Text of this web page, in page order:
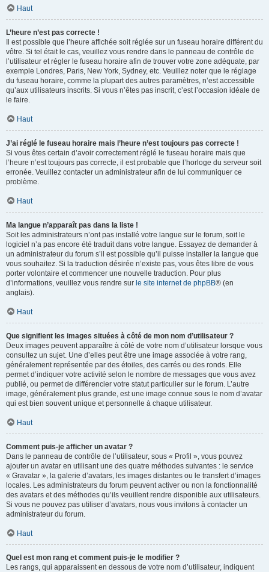
Haut
L’heure n’est pas correcte !
Il est possible que l’heure affichée soit réglée sur un fuseau horaire différent du
vôtre. Si tel était le cas, veuillez vous rendre dans le panneau de contrôle de
l’utilisateur et régler le fuseau horaire afin de trouver votre zone adéquate, par
exemple Londres, Paris, New York, Sydney, etc. Veuillez noter que le réglage
du fuseau horaire, comme la plupart des autres paramètres, n’est accessible
qu’aux utilisateurs inscrits. Si vous n’êtes pas inscrit, c’est l’occasion idéale de
le faire.
Haut
J’ai réglé le fuseau horaire mais l’heure n’est toujours pas correcte !
Si vous êtes certain d’avoir correctement réglé le fuseau horaire mais que
l’heure n’est toujours pas correcte, il est probable que l’horloge du serveur soit
erronée. Veuillez contacter un administrateur afin de lui communiquer ce
problème.
Haut
Ma langue n’apparaît pas dans la liste !
Soit les administrateurs n’ont pas installé votre langue sur le forum, soit le
logiciel n’a pas encore été traduit dans votre langue. Essayez de demander à
un administrateur du forum s’il est possible qu’il puisse installer la langue que
vous souhaitez. Si la traduction désirée n’existe pas, vous êtes libre de vous
porter volontaire et commencer une nouvelle traduction. Pour plus
d’informations, veuillez vous rendre sur le site internet de phpBB® (en
anglais).
Haut
Que signifient les images situées à côté de mon nom d’utilisateur ?
Deux images peuvent apparaître à côté de votre nom d’utilisateur lorsque vous
consultez un sujet. Une d’elles peut être une image associée à votre rang,
généralement représentée par des étoiles, des carrés ou des ronds. Elle
permet d’indiquer votre activité selon le nombre de messages que vous avez
publié, ou permet de différencier votre statut particulier sur le forum. L’autre
image, généralement plus grande, est une image connue sous le nom d’avatar
qui est bien souvent unique et personnelle à chaque utilisateur.
Haut
Comment puis-je afficher un avatar ?
Dans le panneau de contrôle de l’utilisateur, sous « Profil », vous pouvez
ajouter un avatar en utilisant une des quatre méthodes suivantes : le service
« Gravatar », la galerie d’avatars, les images distantes ou le transfert d’images
locales. Les administrateurs du forum peuvent activer ou non la fonctionnalité
des avatars et des méthodes qu’ils veuillent rendre disponible aux utilisateurs.
Si vous ne pouvez pas utiliser d’avatars, nous vous invitons à contacter un
administrateur du forum.
Haut
Quel est mon rang et comment puis-je le modifier ?
Les rangs, qui apparaissent en dessous de votre nom d’utilisateur, indiquent